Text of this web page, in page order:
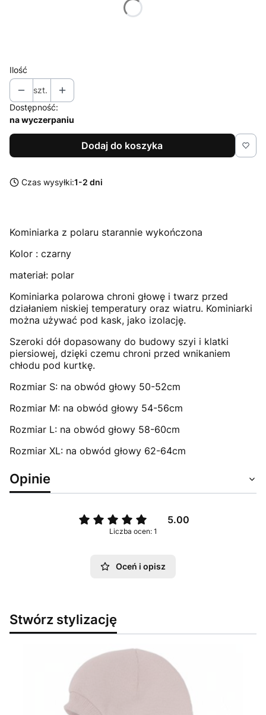
Ilość
szt.
Dostępność:
na wyczerpaniu
Dodaj do koszyka
Czas wysyłki:1-2 dni
Kominiarka z polaru starannie wykończona
Kolor : czarny
materiał: polar
Kominiarka polarowa chroni głowę i twarz przed
działaniem niskiej temperatury oraz wiatru. Kominiarki
można używać pod kask, jako izolację.
Szeroki dół dopasowany do budowy szyi i klatki
piersiowej, dzięki czemu chroni przed wnikaniem
chłodu pod kurtkę.
Rozmiar S: na obwód głowy 50-52cm
Rozmiar M: na obwód głowy 54-56cm
Rozmiar L: na obwód głowy 58-60cm
Rozmiar XL: na obwód głowy 62-64cm
Opinie
5.00
Liczba ocen: 1
Oceń i opisz
Stwórz stylizację